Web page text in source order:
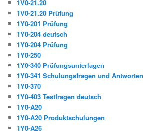
1V0-21.20
1V0-21.20 Prüfung
1Y0-201 Prüfung
1Y0-204 deutsch
1Y0-204 Prüfung
1Y0-250
1Y0-340 Prüfungsunterlagen
1Y0-341 Schulungsfragen und Antworten
1Y0-370
1Y0-403 Testfragen deutsch
1Y0-A20
1Y0-A20 Produktschulungen
1Y0-A26